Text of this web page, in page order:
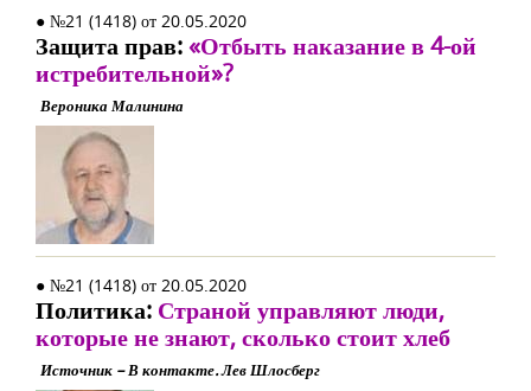
● №21 (1418) от 20.05.2020
Защита прав:«Отбыть наказание в 4-ой
истребительной»?
Вероника Малинина
● №21 (1418) от 20.05.2020
Политика: Страной управляют люди,
которые не знают, сколько стоит хлеб
Источник – В контакте. Лев Шлосберг